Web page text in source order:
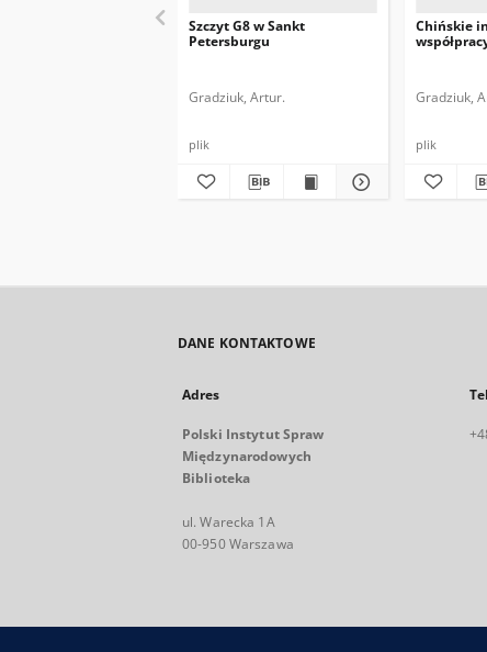
Szczyt G8 w Sankt
Petersburgu
Gradziuk, Artur.
plik
Chińskie
Gradziuk,
plik
DANE KONTAKTOWE
Adres
Polski Instytut Spraw
Międzynarodowych
Biblioteka
ul. Warecka 1A
00-950 Warszawa